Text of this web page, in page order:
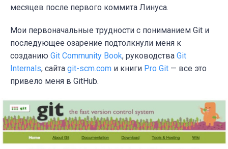
месяцев после первого коммита Линуса.
Мои первоначальные трудности с пониманием Git и
последующее озарение подтолкнули меня к
созданию Git Community Book, руководства Git
Internals, сайта git-scm.com и книги Pro Git — все это
привело меня в GitHub.